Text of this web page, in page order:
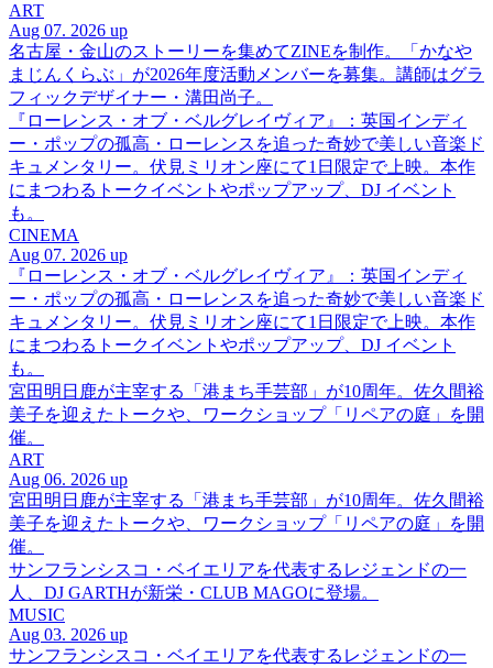
ART
Aug 07. 2026 up
名古屋・金山のストーリーを集めてZINEを制作。「かなや
まじんくらぶ」が2026年度活動メンバーを募集。講師はグラ
フィックデザイナー・溝田尚子。
『ローレンス・オブ・ベルグレイヴィア』：英国インディ
ー・ポップの孤高・ローレンスを追った奇妙で美しい音楽ド
キュメンタリー。伏見ミリオン座にて1日限定で上映。本作
にまつわるトークイベントやポップアップ、DJ イベント
も。
CINEMA
Aug 07. 2026 up
『ローレンス・オブ・ベルグレイヴィア』：英国インディ
ー・ポップの孤高・ローレンスを追った奇妙で美しい音楽ド
キュメンタリー。伏見ミリオン座にて1日限定で上映。本作
にまつわるトークイベントやポップアップ、DJ イベント
も。
宮田明日鹿が主宰する「港まち手芸部」が10周年。佐久間裕
美子を迎えたトークや、ワークショップ「リペアの庭」を開
催。
ART
Aug 06. 2026 up
宮田明日鹿が主宰する「港まち手芸部」が10周年。佐久間裕
美子を迎えたトークや、ワークショップ「リペアの庭」を開
催。
サンフランシスコ・ベイエリアを代表するレジェンドの一
人、DJ GARTHが新栄・CLUB MAGOに登場。
MUSIC
Aug 03. 2026 up
サンフランシスコ・ベイエリアを代表するレジェンドの一